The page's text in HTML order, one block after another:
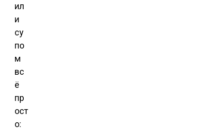
ил
и
су
по
м
вс
ё
пр
ост
о: